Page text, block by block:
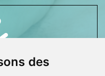
des
différence